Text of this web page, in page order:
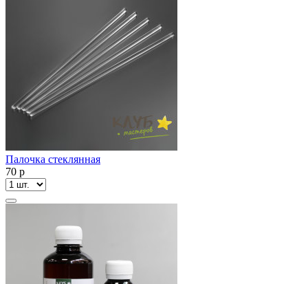
Палочка стеклянная
70 p